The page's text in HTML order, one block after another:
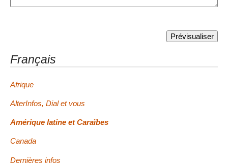
Français
Afrique
AlterInfos, Dial et vous
Amérique latine et Caraïbes
Canada
Dernières infos